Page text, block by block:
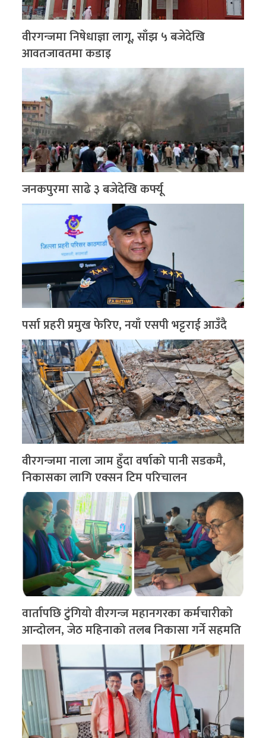
वीरगन्जमा निषेधाज्ञा लागू, साँझ ५ बजेदेखि
आवतजावतमा कडाइ
जनकपुरमा साढे ३ बजेदेखि कर्फ्यू
पर्सा प्रहरी प्रमुख फेरिए, नयाँ एसपी भट्टराई आउँदै
वीरगन्जमा नाला जाम हुँदा वर्षाको पानी सडकमै,
निकासका लागि एक्सन टिम परिचालन
वार्तापछि टुंगियो वीरगन्ज महानगरका कर्मचारीको
आन्दोलन, जेठ महिनाको तलब निकासा गर्ने सहमति